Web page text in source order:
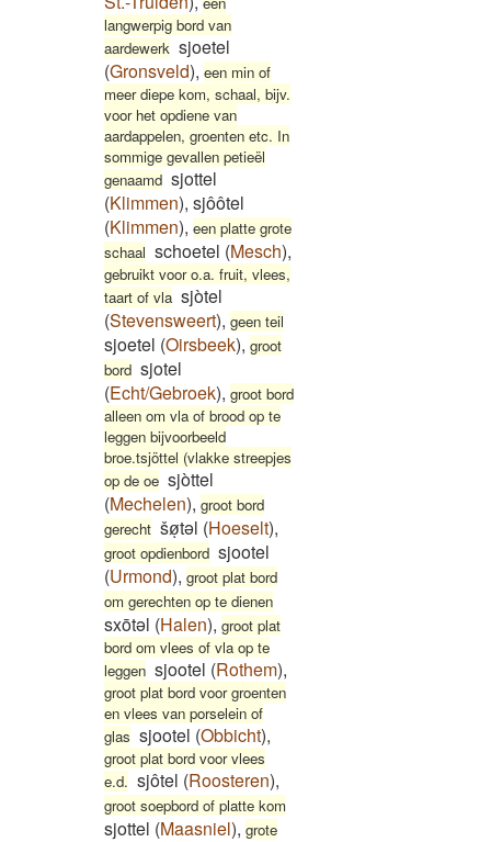
langwerpig bord van
aardewerk sjoetel
(Gronsveld), een min of
meer diepe kom, schaal, bijv.
voor het opdiene van
aardappelen, groenten etc. In
sommige gevallen petieël
genaamd sjottel
(Klimmen), sjôôtel
(Klimmen), een platte grote
schaal schoetel (Mesch),
gebruikt voor o.a. fruit, vlees,
taart of vla sjòtel
(Stevensweert), geen teil
sjoetel (Oirsbeek), groot
bord sjotel
(Echt/Gebroek), groot bord
alleen om vla of brood op te
leggen bijvoorbeeld
broe.tsjöttel (vlakke streepjes
op de oe sjòttel
(Mechelen), groot bord
gerecht šøͅtəl (Hoeselt),
groot opdienbord sjootel
(Urmond), groot plat bord
om gerechten op te dienen
sxōtəl (Halen), groot plat
bord om vlees of vla op te
leggen sjootel (Rothem),
groot plat bord voor groenten
en vlees van porselein of
glas sjootel (Obbicht),
groot plat bord voor vlees
e.d. sjôtel (Roosteren),
groot soepbord of platte kom
sjottel (Maasniel), grote